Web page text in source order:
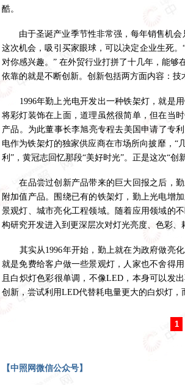
酷。
由于圣诞产业季节性非常强，每年销售机会
这次机会，吸引买家眼球，可以决定企业生死
对你感兴趣。” 在外贸行业打拼了十几年，能
依靠的就是不断创新。创新包括两方面内容：技
1996年勤上光电开发出一种铁架灯，就是用
将彩灯装饰在上面，道理虽然很简单，但在当
产品。为此董事长李旭亮专程去美国申请了专
电作为铁架灯的独家供应商在市场所向披靡，“
利”，黄冠志回忆那段“美好时光”。正是这次“创
在品尝过创新产品带来的巨大回报之后，勤
附加值产品。围绕已有的铁架灯，勤上光电增
景观灯、城市亮化工程领域。随着应用领域的
构研究开发进入到更深层次对灯光亮度、色彩、
其实从1996年开始，勤上就在为政府做亮化
就是免费给客户做一些景观灯，人家也不舍得
且白炽灯色彩很单调，不像LED，本身可以发
创新，尝试利用LED代替耗电量更大的白炽灯，
1
【中照网微信公众号】